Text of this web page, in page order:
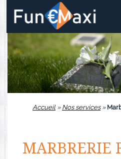
Accueil» Nos services»
MARBRERIE